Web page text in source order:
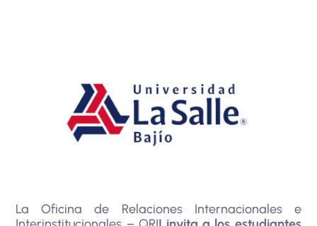
La Oficina de Relaciones Internacionales e